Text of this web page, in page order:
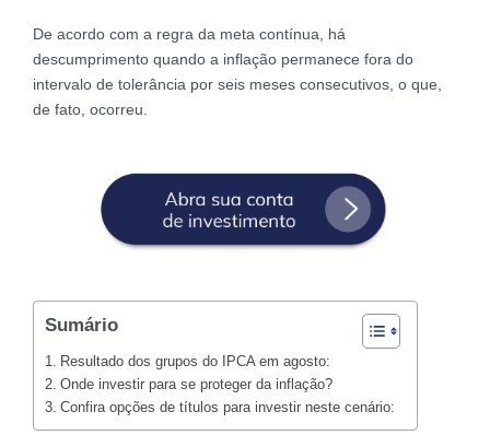
De acordo com a regra da meta contínua, há
descumprimento quando a inflação permanece fora do
intervalo de tolerância por seis meses consecutivos, o que,
de fato, ocorreu.
Sumário
Resultado dos grupos do IPCA em agosto:
Onde investir para se proteger da inflação?
Confira opções de títulos para investir neste cenário: